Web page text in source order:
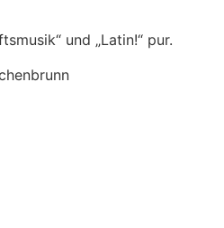
und „Latin!“ pur.